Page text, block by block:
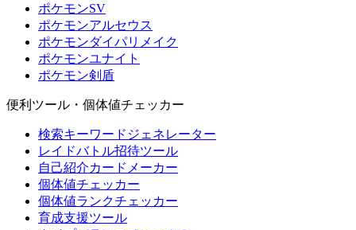
ポケモンSV
ポケモンアルセウス
ポケモンダイパリメイク
ポケモンユナイト
ポケモン剣盾
便利ツール・個体値チェッカー
検索キーワードジェネレーター
レイドバトル招待ツール
自己紹介カードメーカー
個体値チェッカー
個体値ランクチェッカー
育成支援ツール